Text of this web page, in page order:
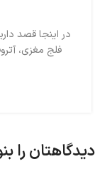
در اینجا قصد
فلج مغزی،
دیدگاهتان را